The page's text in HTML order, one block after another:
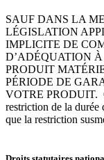
SAUF DANS LA
LÉGISLATION
IMPLICITE DE
D’ADÉQUATION
PRODUIT
PÉRIODE DE
VOTRE PRODUIT.
restriction de la durée
que la restriction